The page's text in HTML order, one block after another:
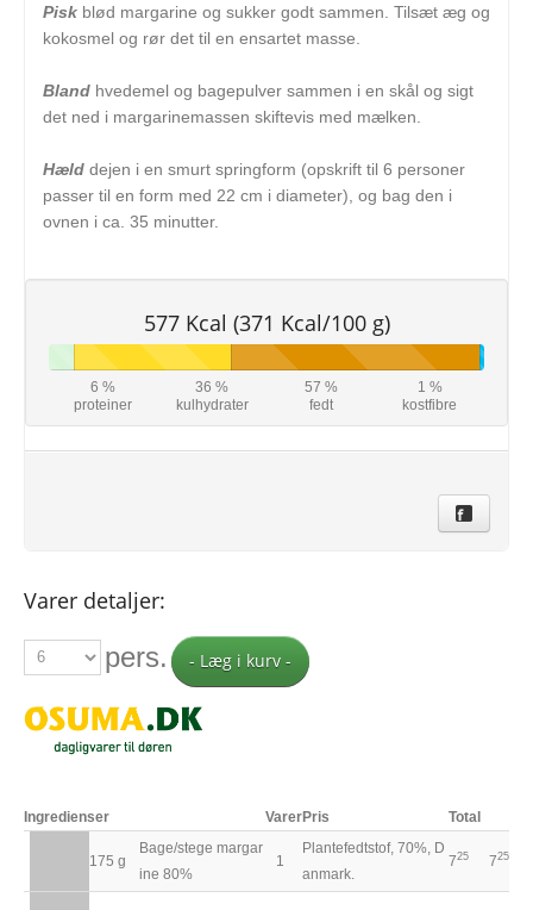
Pisk blød margarine og sukker godt sammen. Tilsæt æg og
kokosmel og rør det til en ensartet masse.
Bland hvedemel og bagepulver sammen i en skål og sigt
det ned i margarinemassen skiftevis med mælken.
Hæld dejen i en smurt springform (opskrift til 6 personer
passer til en form med 22 cm i diameter), og bag den i
ovnen i ca. 35 minutter.
577 Kcal (371 Kcal/100 g)
6 %
proteiner
36 %
kulhydrater
57 %
fedt
1 %
kostfibre
Varer detaljer:
pers. - Læg i kurv -
Ingredienser VarerPris Total
175 g
Bage/stege margar
ine 80%
1
Plantefedtstof, 70%, D
anmark.
725 725